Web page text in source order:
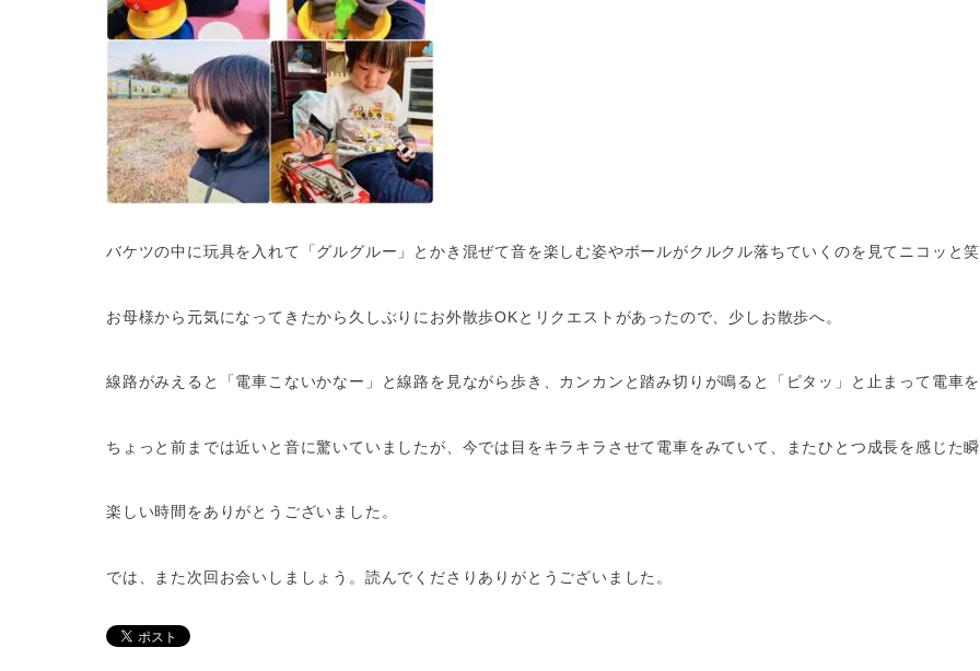
バケツの中に玩具を入れて「グルグルー」とかき混ぜて音を楽しむ姿やボールがクルクル落ちていくのを見てニコッと笑
お母様から元気になってきたから久しぶりにお外散歩OKとリクエストがあったので、少しお散歩へ。
線路がみえると「電車こないかなー」と線路を見ながら歩き、カンカンと踏み切りが鳴ると「ピタッ」と止まって電車を
ちょっと前までは近いと音に驚いていましたが、今では目をキラキラさせて電車をみていて、またひとつ成長を感じた瞬
楽しい時間をありがとうございました。
では、また次回お会いしましょう。読んでくださりありがとうございました。